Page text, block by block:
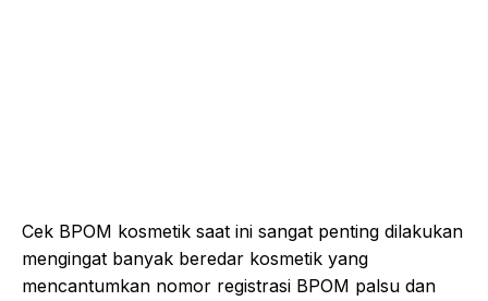
Cek BPOM kosmetik saat ini sangat penting dilakukan
mengingat banyak beredar kosmetik yang
mencantumkan nomor registrasi BPOM palsu dan